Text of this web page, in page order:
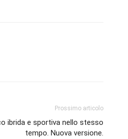
Prossimo articolo
ibrida e sportiva nello stesso
tempo. Nuova versione.